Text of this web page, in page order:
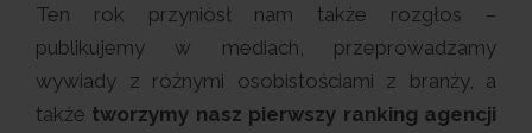
Ten rok przyniósł nam także rozgłos –
publikujemy w mediach, przeprowadzamy
wywiady z różnymi osobistościami z branży, a
także tworzymy nasz pierwszy ranking agencji